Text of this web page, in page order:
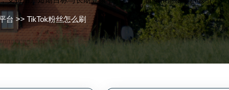
台 >> TikTok粉丝怎么刷